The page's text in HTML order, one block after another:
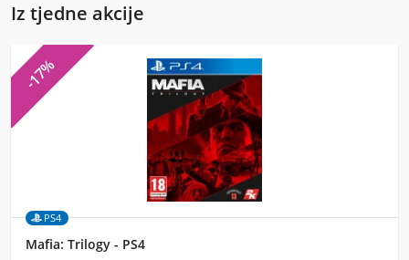
Iz tjedne akcije
-17%
PS4
Mafia: Trilogy - PS4